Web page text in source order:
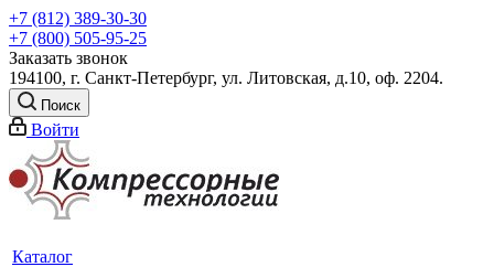
+7 (812) 389-30-30
+7 (800) 505-95-25
Заказать звонок
194100, г. Санкт-Петербург, ул. Литовская, д.10, оф. 2204.
Поиск
Войти
Каталог